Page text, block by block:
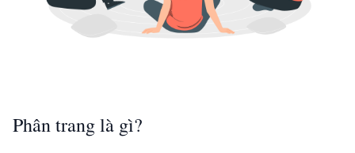
Phân trang là gì?